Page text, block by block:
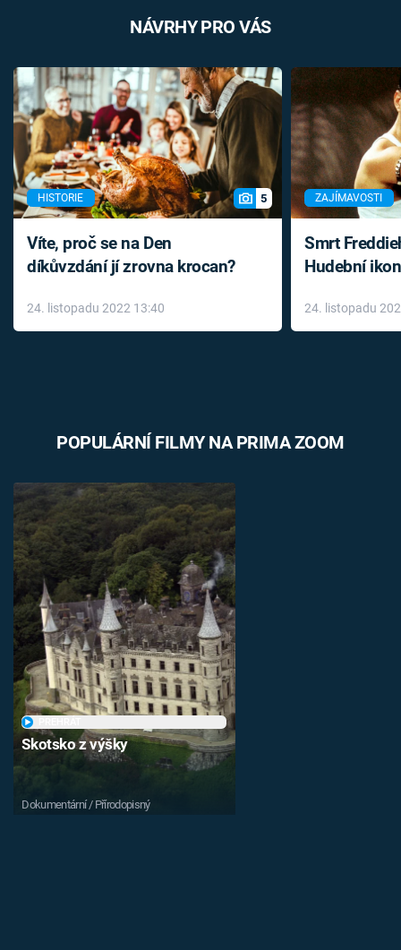
NÁVRHY PRO VÁS
HISTORIE 5
Víte, proč se na Den
díkůvzdání jí zrovna krocan?
24. listopadu 2022 13:40
ZAJÍMAVOSTI
Smrt
Hudební
léky
24. listopadu
POPULÁRNÍ FILMY NA PRIMA ZOOM
Skotsko z výšky
Dokumentární / Přírodopisný